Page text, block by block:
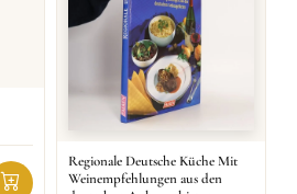
Regionale Deutsche Küche Mit
Weinempfehlungen aus den